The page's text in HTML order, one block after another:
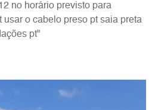
no horário previsto para
usar o cabelo preso pt saia preta
pt"